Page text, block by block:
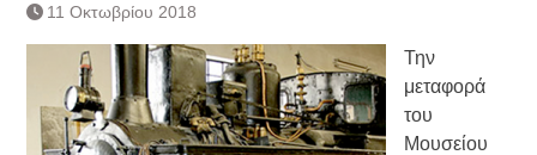
11 Οκτωβρίου 2018
Την
μεταφορά
του
Μουσείου